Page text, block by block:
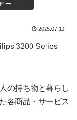
ー
2025.07.10
3200 Series
の持ち物と暮らし
各商品・サービス